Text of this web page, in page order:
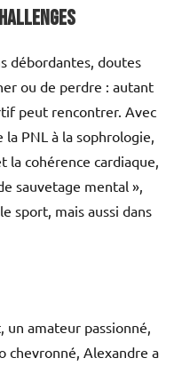
débordantes, doutes
ou de perdre : autant
peut rencontrer. Avec
PNL à la sophrologie,
la cohérence cardiaque,
sauvetage mental »,
sport, mais aussi dans
amateur passionné,
chevronné, Alexandre a